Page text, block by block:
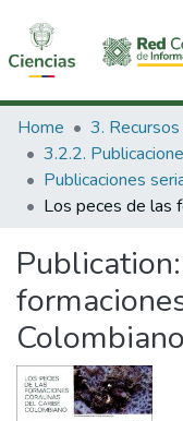
Communities &
All of DSpace
Statistics
Home
Publication:
Colombiano